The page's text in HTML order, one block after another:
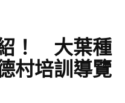
！ 大葉種
村培訓導覽